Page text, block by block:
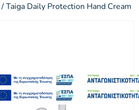
/ Taiga Daily Protection Hand Cream